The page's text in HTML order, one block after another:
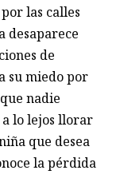
las calles
desaparece
de
su miedo por
nadie
lo lejos llorar
que desea
la pérdida